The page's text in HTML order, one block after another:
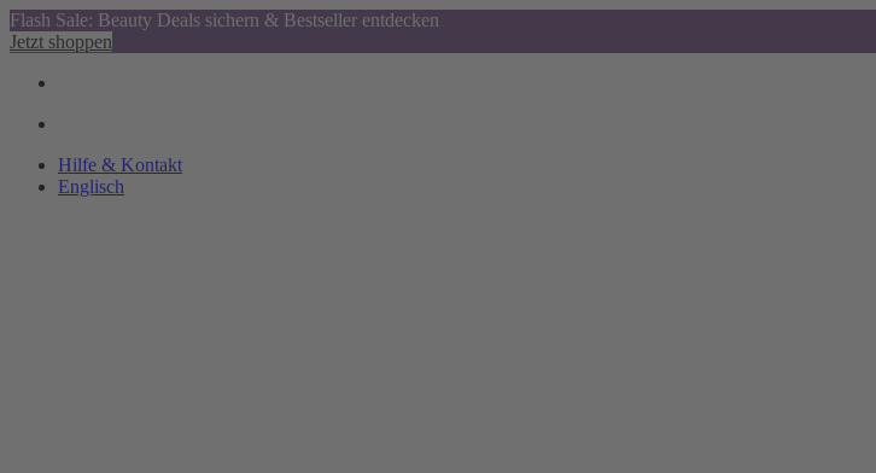
Flash Sale: Beauty Deals sichern & Bestseller entdecken
Jetzt shoppen
Hilfe & Kontakt
Englisch